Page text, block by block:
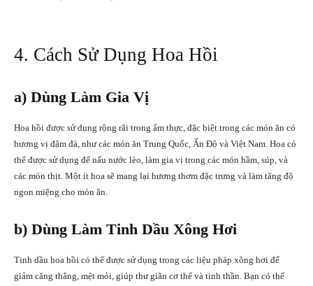
4. Cách Sử Dụng Hoa Hồi
a) Dùng Làm Gia Vị
Hoa hồi được sử dụng rộng rãi trong ẩm thực, đặc biệt trong các món ăn có
hương vị đậm đà, như các món ăn Trung Quốc, Ấn Độ và Việt Nam. Hoa có
thể được sử dụng để nấu nước lèo, làm gia vị trong các món hầm, súp, và
các món thịt. Một ít hoa sẽ mang lại hương thơm đặc trưng và làm tăng độ
ngon miệng cho món ăn.
b) Dùng Làm Tinh Dầu Xông Hơi
Tinh dầu hoa hồi có thể được sử dụng trong các liệu pháp xông hơi để
giảm căng thẳng, mệt mỏi, giúp thư giãn cơ thể và tinh thần. Bạn có thể